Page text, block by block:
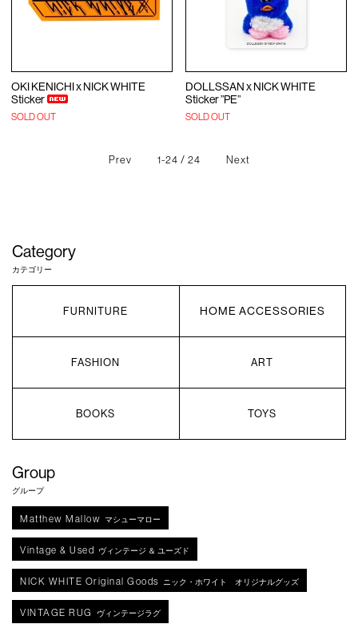
OKI KENICHI x NICK WHITE
Sticker
SOLD OUT
DOLLSSAN x NICK WHITE
Sticker ”PE”
SOLD OUT
Prev 1-24 / 24 Next
Category
カテゴリー
FURNITURE HOME ACCESSORIES
FASHION ART
BOOKS TOYS
Group
グループ
Matthew Mallow マシューマロー
Vintage & Used ヴィンテージ ＆ ユーズド
NICK WHITE Original Goods ニック・ホワイト オリジナルグッズ
VINTAGE RUG ヴィンテージラグ